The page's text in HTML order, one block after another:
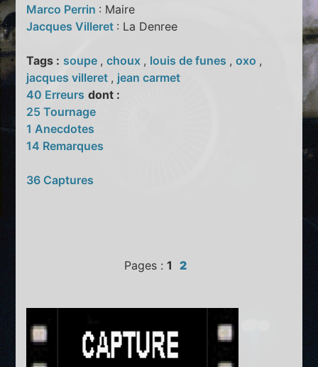
Marco Perrin : Maire
Jacques Villeret : La Denree
Tags : soupe ,choux , louis de funes ,oxo ,
jacques villeret , jean carmet
40 Erreurs dont :
25 Tournage
1 Anecdotes
14 Remarques
36 Captures
Pages : 1 2